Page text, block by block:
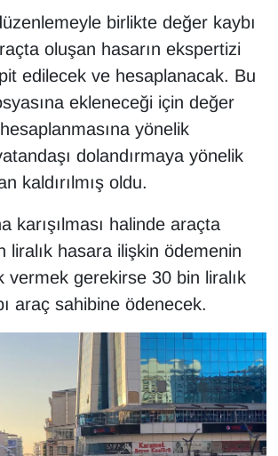
birlikte değer kaybı
oluşan hasarın ekspertizi
edilecek ve hesaplanacak. Bu
ekleneceği için değer
hesaplanmasına yönelik
dolandırmaya yönelik
kaldırılmış oldu.
karışılması halinde araçta
liralık hasara ilişkin ödemenin
vermek gerekirse 30 bin liralık
araç sahibine ödenecek.